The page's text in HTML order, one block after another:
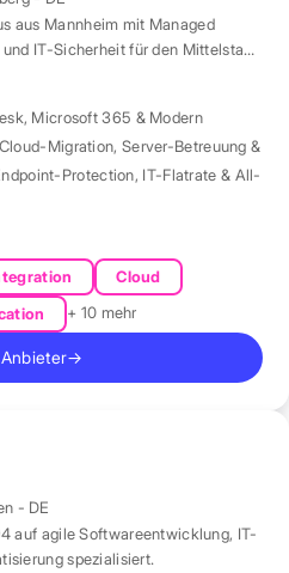
aus Mannheim mit Managed
IT-Sicherheit für den Mittelstand
, Microsoft 365 & Modern
Migration, Server-Betreuung &
Protection, IT-Flatrate & All-
Cloud
+ 10 mehr
→
- DE
auf agile Softwareentwicklung, IT-
spezialisiert.